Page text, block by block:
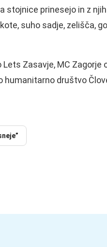
stojnice prinesejo in z
suho sadje, zelišča,
Zasavje, MC Zagorje
humanitarno društvo